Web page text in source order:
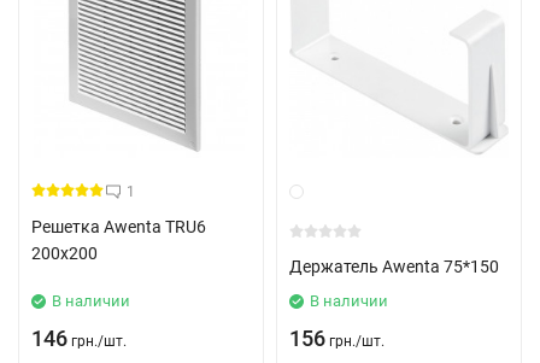
1
Решетка Awenta TRU6
200х200
В наличии
146 грн./шт.
Держатель Awenta 75*150
В наличии
156 грн./шт.